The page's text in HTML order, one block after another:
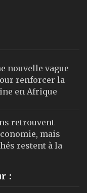
nouvelle vague
renforcer la
en Afrique
retrouvent
mais
restent à la
: